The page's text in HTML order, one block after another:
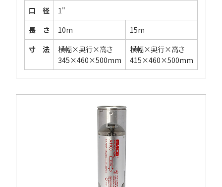
口径
1"
長さ
10m
15m
寸法
横幅×奥行×高さ
345×460×500mm
横幅×奥行×高さ
415×460×500mm